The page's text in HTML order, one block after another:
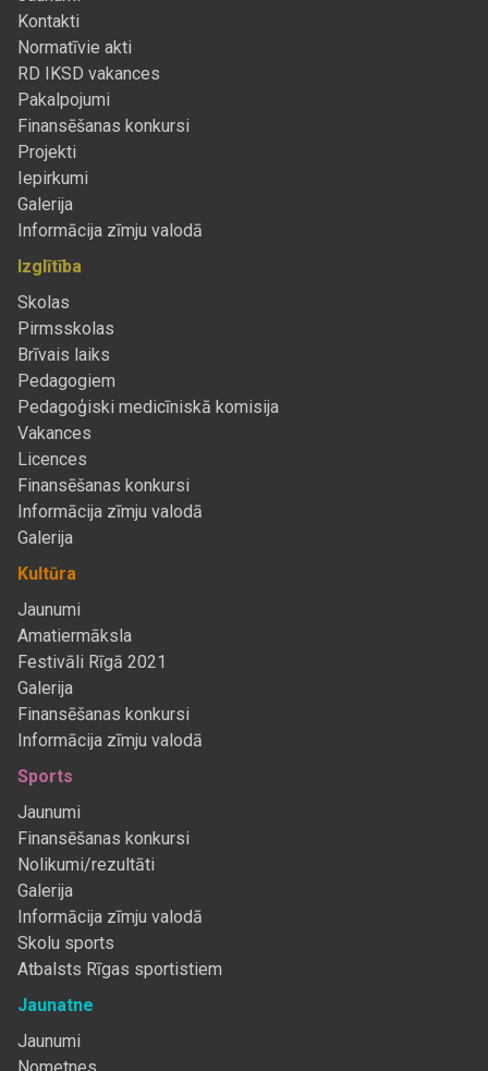
Kontakti
Normatīvie akti
RD IKSD vakances
Pakalpojumi
Finansēšanas konkursi
Projekti
Iepirkumi
Galerija
Informācija zīmju valodā
Izglītība
Skolas
Pirmsskolas
Brīvais laiks
Pedagogiem
Pedagoģiski medicīniskā komisija
Vakances
Licences
Finansēšanas konkursi
Informācija zīmju valodā
Galerija
Kultūra
Jaunumi
Amatiermāksla
Festivāli Rīgā 2021
Galerija
Finansēšanas konkursi
Informācija zīmju valodā
Sports
Jaunumi
Finansēšanas konkursi
Nolikumi/rezultāti
Galerija
Informācija zīmju valodā
Skolu sports
Atbalsts Rīgas sportistiem
Jaunatne
Jaunumi